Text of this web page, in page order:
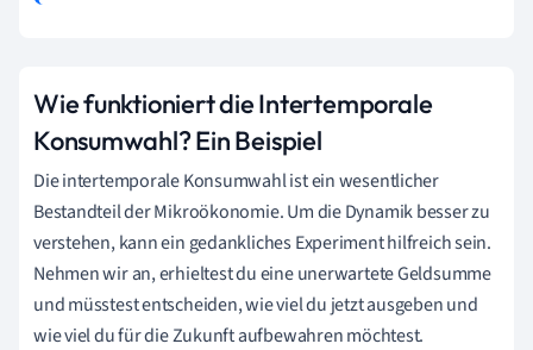
Wie funktioniert die Intertemporale
Konsumwahl? Ein Beispiel
Die intertemporale Konsumwahl ist ein wesentlicher
Bestandteil der Mikroökonomie. Um die Dynamik besser zu
verstehen, kann ein gedankliches Experiment hilfreich sein.
Nehmen wir an, erhieltest du eine unerwartete Geldsumme
und müsstest entscheiden, wie viel du jetzt ausgeben und
wie viel du für die Zukunft aufbewahren möchtest.